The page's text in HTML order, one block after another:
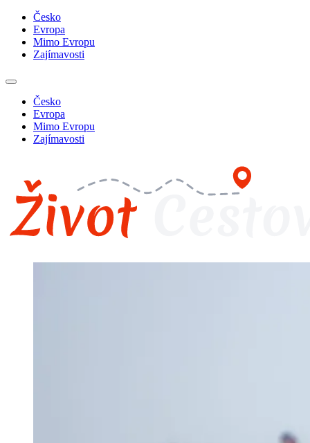
Česko
Evropa
Mimo Evropu
Zajímavosti
Česko
Evropa
Mimo Evropu
Zajímavosti